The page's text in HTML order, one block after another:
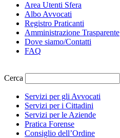
Area Utenti Sfera
Albo Avvocati
Registro Praticanti
Amministrazione Trasparente
Dove siamo/Contatti
FAQ
Cerca
Servizi per gli Avvocati
Servizi per i Cittadini
Servizi per le Aziende
Pratica Forense
Consiglio dell’Ordine